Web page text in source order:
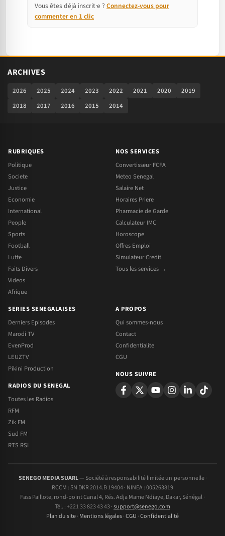
Vous êtes déjà inscrit·e ? Connectez-vous pour
commenter en 1 clic
ARCHIVES
2026 2025 2024 2023 2022 2021 2020
2019
2018
2017 2016 2015 2014
RUBRIQUES
Politique
Societe
Justice
Economie
International
People
Sports
Football
Lutte
Faits Divers
Videos
Afrique
NOS SERVICES
Convertisseur FCFA
Meteo Senegal
Salaire Net
Horaires Priere
Pharmacie de Garde
Calculateur IMC
Horoscope
Offres Emploi
Simulateur Credit
Tous les services →
SERIES SENEGALAISES
Derniers Episodes
Marodi TV
EvenProd
LEUZTV
Pikini Production
RADIOS DU SENEGAL
Toutes les Radios
RFM
Zik FM
Sud FM
RTS RSI
A PROPOS
Qui sommes-nous
Contact
Confidentialite
CGU
NOUS SUIVRE
SENEGO MEDIA SUARL— Société à responsabilité limitée unipersonnelle ·
RCCM : SN DKR 2014.B 19404 · NINEA : 005263819
Fass Paillote, rond-point Canal 4, Rés. Adja Mame Ndiaye, Dakar, Sénégal ·
Tél. : +221 33 823 43 43 ·support@senego.com
Plan du site· Mentions légales·CGU ·Confidentialité